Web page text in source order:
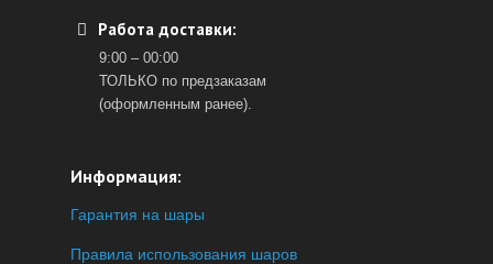
Работа доставки:
9:00 – 00:00
ТОЛЬКО по предзаказам
(оформленным ранее).
Информация:
Гарантия на шары
Правила использования шаров